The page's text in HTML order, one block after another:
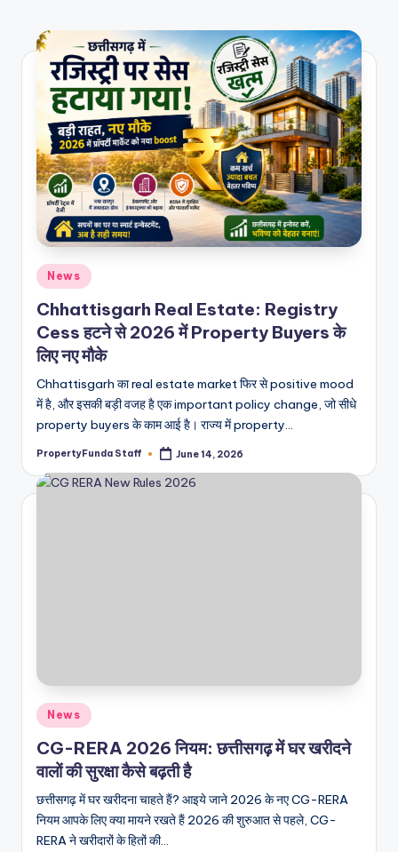
Posted
in
News
Chhattisgarh Real Estate: Registry
Cess हटने से 2026 में Property Buyers के
लिए नए मौके
Chhattisgarh का real estate market फिर से positive mood
में है, और इसकी बड़ी वजह है एक important policy change, जो सीधे
property buyers के काम आई है। राज्य में property…
Posted
PropertyFunda Staff June 14, 2026
Posted
in
News
CG-RERA 2026 नियम: छत्तीसगढ़ में घर खरीदने
वालों की सुरक्षा कैसे बढ़ती है
छत्तीसगढ़ में घर खरीदना चाहते हैं? आइये जाने 2026 के नए CG-RERA
नियम आपके लिए क्या मायने रखते हैं 2026 की शुरुआत से पहले, CG-
RERA ने खरीदारों के हितों की…